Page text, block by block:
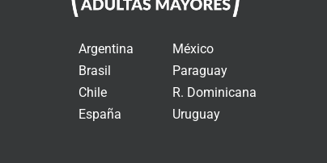
Argentina
Brasil
Chile
España
México
Paraguay
R. Dominicana
Uruguay